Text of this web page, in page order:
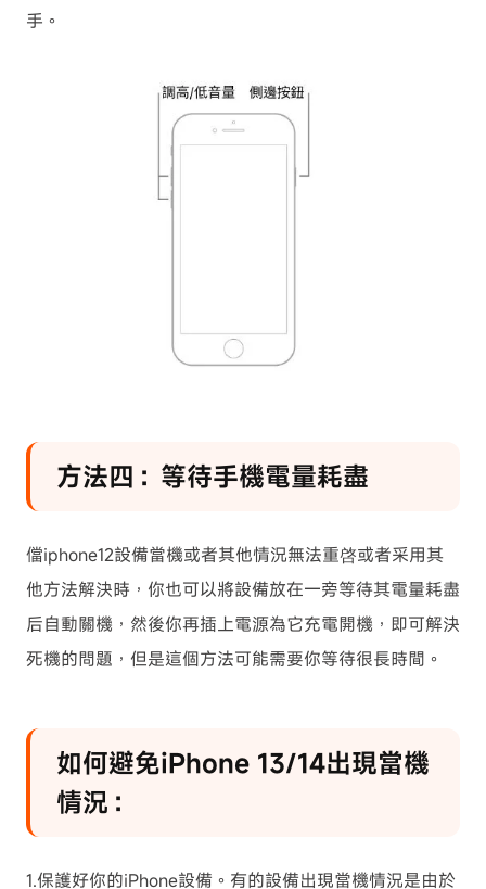
手。
方法四：等待手機電量耗盡
儅iphone12設備當機或者其他情況無法重啓或者采用其
他方法解決時，你也可以將設備放在一旁等待其電量耗盡
后自動關機，然後你再插上電源為它充電開機，即可解決
死機的問題，但是這個方法可能需要你等待很長時間。
如何避免iPhone 13/14出現當機
情況：
1.保護好你的iPhone設備。有的設備出現當機情況是由於